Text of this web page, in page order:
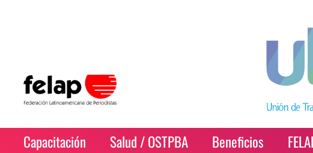
Capacitación Salud / OSTPBA Beneficios